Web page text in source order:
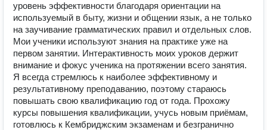
уровень эффективности благодаря ориентации на
используемый в быту, жизни и общении язык, а не только
на заучивание грамматических правил и отдельных слов.
Мои ученики используют знания на практике уже на
первом занятии. Интерактивность моих уроков держит
внимание и фокус ученика на протяжении всего занятия.
Я всегда стремлюсь к наиболее эффективному и
результативному преподаванию, поэтому стараюсь
повышать свою квалификацию год от года. Прохожу
курсы повышения квалификации, учусь новым приёмам,
готовлюсь к Кембриджским экзаменам и безгранично